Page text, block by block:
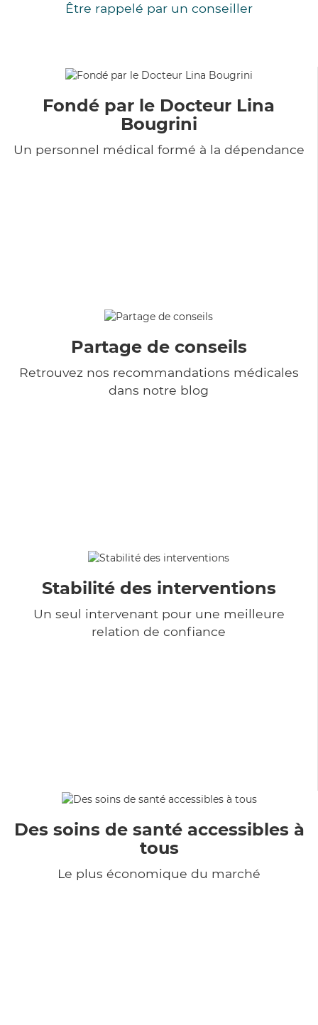
Être rappelé par un conseiller
Fondé par le Docteur Lina
Bougrini
Un personnel médical formé à la dépendance
Partage de conseils
Retrouvez nos recommandations médicales
dans notre blog
Stabilité des interventions
Un seul intervenant pour une meilleure
relation de confiance
Des soins de santé accessibles à
tous
Le plus économique du marché